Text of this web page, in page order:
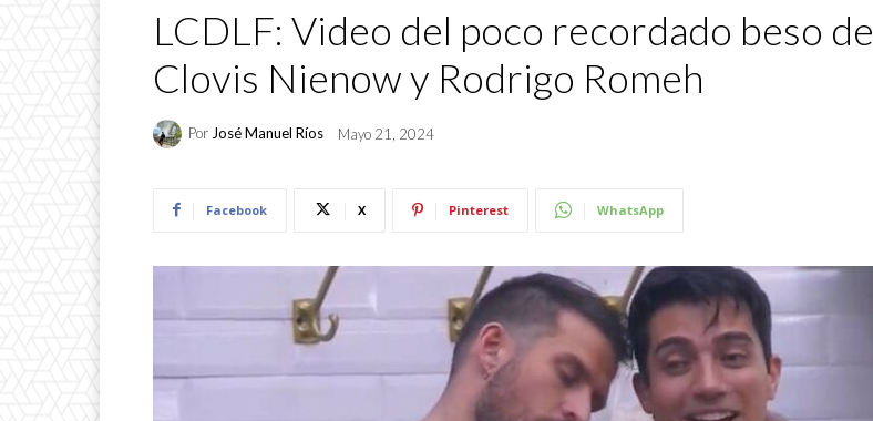
LCDLF: Video del poco recordado beso de
Clovis Nienow y Rodrigo Romeh
PorJosé Manuel Ríos Mayo 21, 2024
Facebook X Pinterest WhatsApp